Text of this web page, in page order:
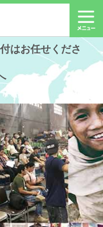
はお任せくださ